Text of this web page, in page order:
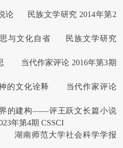
论 民族文学研究 2014年第2
思与文化自省 民族文学研究
当代作家评论 2016年第3期
神的文化诠释 当代作家评论
的建构——评王跃文长篇小说
年第4期 CSSCI
湖南师范大学社会科学学报